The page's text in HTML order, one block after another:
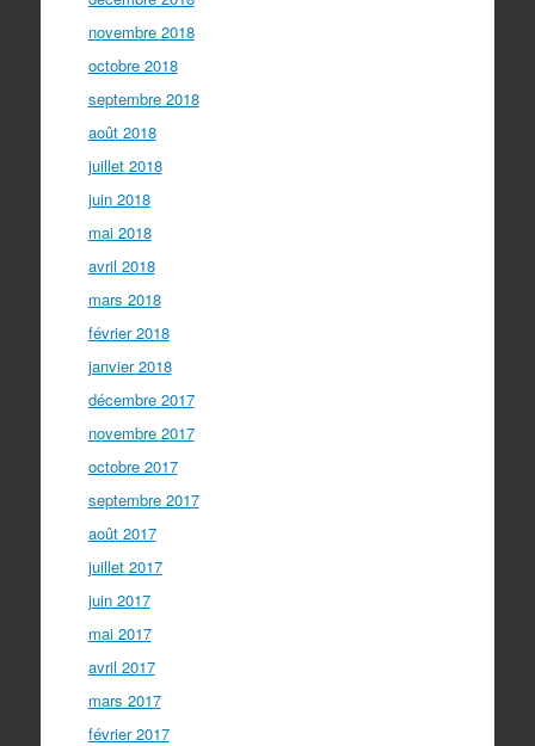
novembre 2018
octobre 2018
septembre 2018
août 2018
juillet 2018
juin 2018
mai 2018
avril 2018
mars 2018
février 2018
janvier 2018
décembre 2017
novembre 2017
octobre 2017
septembre 2017
août 2017
juillet 2017
juin 2017
mai 2017
avril 2017
mars 2017
février 2017